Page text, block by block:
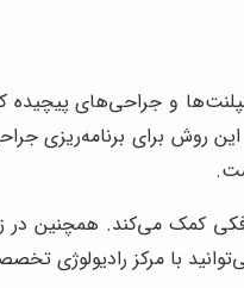
این روش برای
کمک می‌کند. همچنین در
با مرکز رادیولوژی